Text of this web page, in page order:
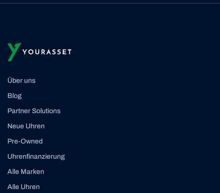
Über uns
Blog
Partner Solutions
Neue Uhren
Pre-Owned
Uhrenfinanzierung
Alle Marken
Alle Uhren